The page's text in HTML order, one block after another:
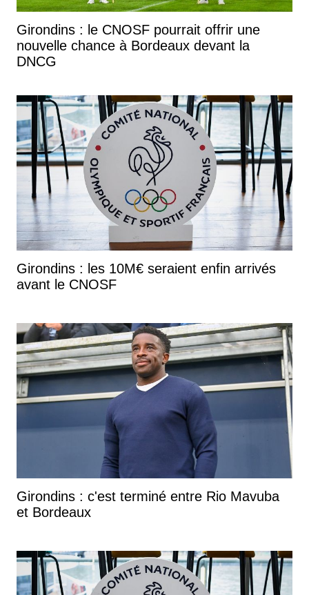
Girondins : le CNOSF pourrait offrir une
nouvelle chance à Bordeaux devant la
DNCG
Girondins : les 10M€ seraient enfin arrivés
avant le CNOSF
Girondins : c'est terminé entre Rio Mavuba
et Bordeaux